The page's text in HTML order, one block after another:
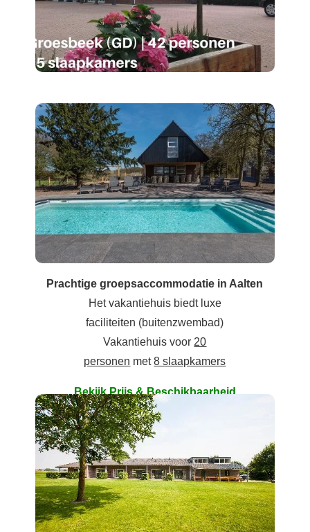
Prachtige groepsaccommodatie in Aalten
Het vakantiehuis biedt luxe
faciliteiten (buitenzwembad)
Vakantiehuis voor 20
personen met8 slaapkamers
Bekijk Prijs & Beschikbaarheid